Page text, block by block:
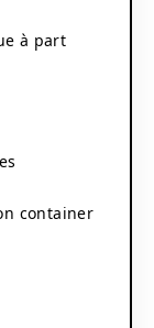
à part
container